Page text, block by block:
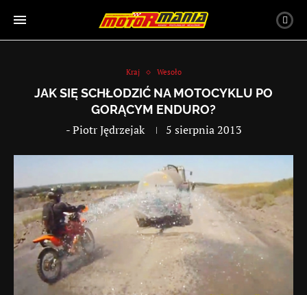
Kraj Wesoło
JAK SIĘ SCHŁODZIĆ NA MOTOCYKLU PO
GORĄCYM ENDURO?
-Piotr Jędrzejak 5 sierpnia 2013